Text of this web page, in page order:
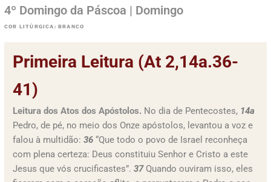
4º Domingo da Páscoa | Domingo
COR LITÚRGICA: BRANCO
Primeira Leitura (At 2,14a.36-
41)
Leitura dos Atos dos Apóstolos. No dia de Pentecostes, 14a
Pedro, de pé, no meio dos Onze apóstolos, levantou a voz e
falou à multidão: 36 “Que todo o povo de Israel reconheça
com plena certeza: Deus constituiu Senhor e Cristo a este
Jesus que vós crucificastes”. 37Quando ouviram isso, eles